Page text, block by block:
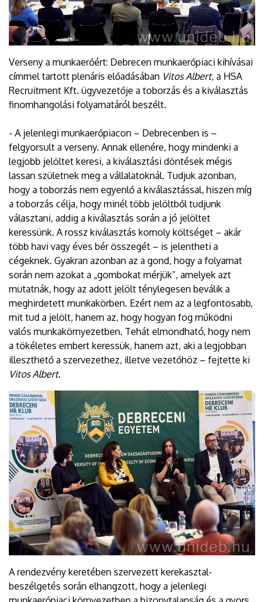
Verseny a munkaerőért: Debrecen munkaerőpiaci kihívásai
címmel tartott plenáris előadásában Vitos Albert, a HSA
Recruitment Kft. ügyvezetője a toborzás és a kiválasztás
finomhangolási folyamatáról beszélt.
- A jelenlegi munkaerőpiacon – Debrecenben is –
felgyorsult a verseny. Annak ellenére, hogy mindenki a
legjobb jelöltet keresi, a kiválasztási döntések mégis
lassan születnek meg a vállalatoknál. Tudjuk azonban,
hogy a toborzás nem egyenlő a kiválasztással, hiszen míg
a toborzás célja, hogy minél több jelöltből tudjunk
választani, addig a kiválasztás során a jó jelöltet
keressünk. A rossz kiválasztás komoly költséget – akár
több havi vagy éves bér összegét – is jelentheti a
cégeknek. Gyakran azonban az a gond, hogy a folyamat
során nem azokat a „gombokat mérjük”, amelyek azt
mutatnák, hogy az adott jelölt ténylegesen beválik a
meghirdetett munkakörben. Ezért nem az a legfontosabb,
mit tud a jelölt, hanem az, hogy hogyan fog működni
valós munkakörnyezetben. Tehát elmondható, hogy nem
a tökéletes embert keressük, hanem azt, aki a legjobban
illeszthető a szervezethez, illetve vezetőhöz – fejtette ki
Vitos Albert.
A rendezvény keretében szervezett kerekasztal-
beszélgetés során elhangzott, hogy a jelenlegi